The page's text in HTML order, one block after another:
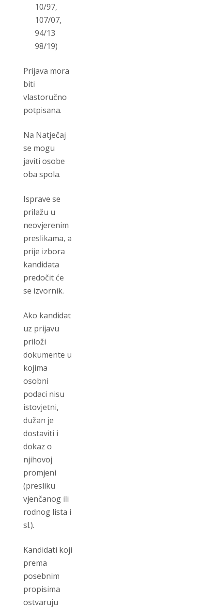
10/97,
107/07,
94/13
98/19)
Prijava mora
biti
vlastoručno
potpisana.
Na Natječaj
se mogu
javiti osobe
oba spola.
Isprave se
prilažu u
neovjerenim
preslikama, a
prije izbora
kandidata
predočit će
se izvornik.
Ako kandidat
uz prijavu
priloži
dokumente u
kojima
osobni
podaci nisu
istovjetni,
dužan je
dostaviti i
dokaz o
njihovoj
promjeni
(presliku
vjenčanog ili
rodnog lista i
sl.).
Kandidati koji
prema
posebnim
propisima
ostvaruju